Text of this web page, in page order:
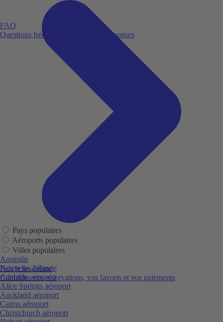
FAQ
Questions fréquemment posées et réponses
Fais le toi-même
Contrôlez vos réservations, vos favoris et vos paiements
Pays populaires
Aéroports populaires
Villes populaires
Australie
Nouvelle-Zélande
Adelaide aéroport
Alice Springs aéroport
Auckland aéroport
Cairns aéroport
Christchurch aéroport